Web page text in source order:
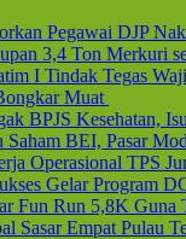
Pegawai DJP
3,4 Ton Merkuri
I Tindak Tegas
Muat
BPJS Kesehatan,
Saham BEI, Pasar
Operasional TPS
Gelar Program
Fun Run 5,8K
Sasar Empat Pulau